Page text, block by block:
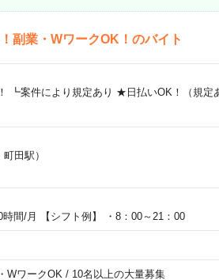
副業・WワークOK！のバイト
┗案件により規定あり ★日払いOK！（規定
田駅）
間/月 【シフト例】 ・8：00～21：00
WワークOK / 10名以上の大量募集